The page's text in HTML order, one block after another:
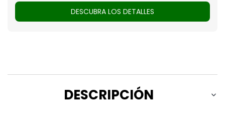
DESCUBRA LOS DETALLES
DESCRIPCIÓN